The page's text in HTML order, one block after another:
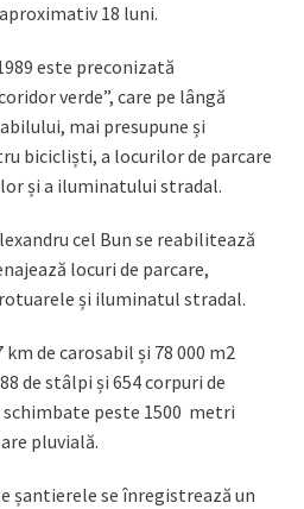
18 luni.
este preconizată
verde”, care pe lângă
mai presupune și
bicicliști, a locurilor de parcare
și a iluminatului stradal.
cel Bun se reabilitează
locuri de parcare,
și iluminatul stradal.
de carosabil și 78 000 m2
de stâlpi și 654 corpuri de
peste 1500 metri
pluvială.
șantierele se înregistrează un